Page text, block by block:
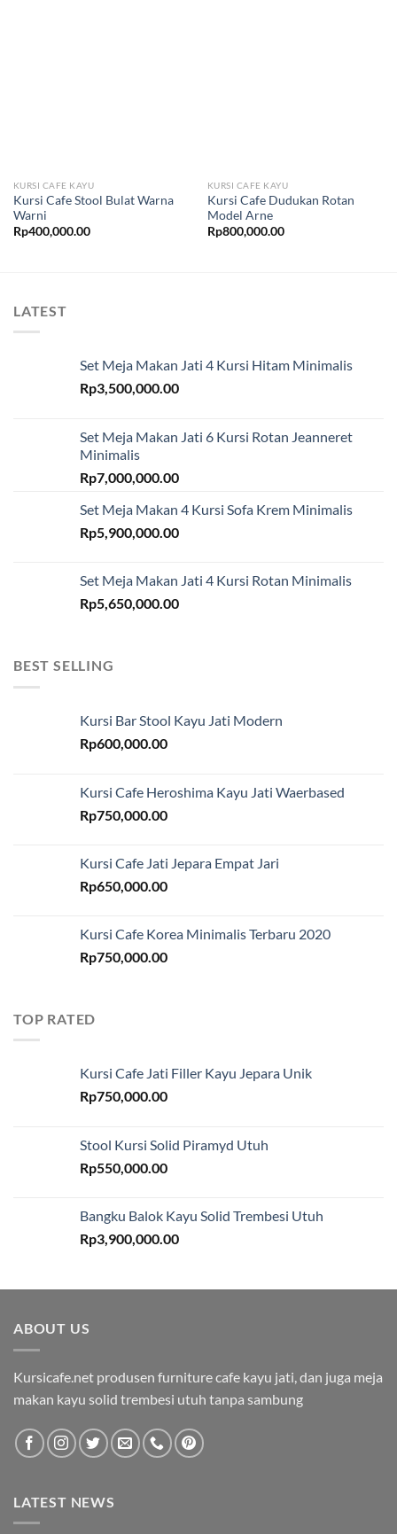
KURSI CAFE KAYU
Kursi Cafe Stool Bulat Warna
Warni
Rp400,000.00
KURSI CAFE KAYU
Kursi Cafe Dudukan Rotan
Model Arne
Rp800,000.00
LATEST
Set Meja Makan Jati 4 Kursi Hitam Minimalis
Rp3,500,000.00
Set Meja Makan Jati 6 Kursi Rotan Jeanneret
Minimalis
Rp7,000,000.00
Set Meja Makan 4 Kursi Sofa Krem Minimalis
Rp5,900,000.00
Set Meja Makan Jati 4 Kursi Rotan Minimalis
Rp5,650,000.00
BEST SELLING
Kursi Bar Stool Kayu Jati Modern
Rp600,000.00
Kursi Cafe Heroshima Kayu Jati Waerbased
Rp750,000.00
Kursi Cafe Jati Jepara Empat Jari
Rp650,000.00
Kursi Cafe Korea Minimalis Terbaru 2020
Rp750,000.00
TOP RATED
Kursi Cafe Jati Filler Kayu Jepara Unik
Rp750,000.00
Stool Kursi Solid Piramyd Utuh
Rp550,000.00
Bangku Balok Kayu Solid Trembesi Utuh
Rp3,900,000.00
ABOUT US
Kursicafe.net produsen furniture cafe kayu jati, dan juga meja
makan kayu solid trembesi utuh tanpa sambung
LATEST NEWS